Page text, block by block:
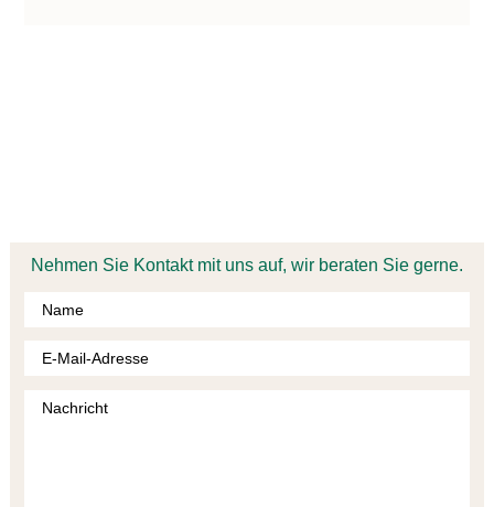
Nehmen Sie Kontakt mit uns auf, wir beraten Sie gerne.